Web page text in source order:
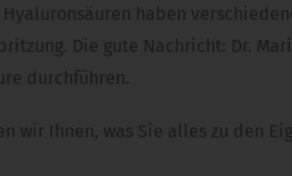
haben
Die gute Nachricht: Dr.
durchführen.
wir Ihnen, was Sie alles zu den